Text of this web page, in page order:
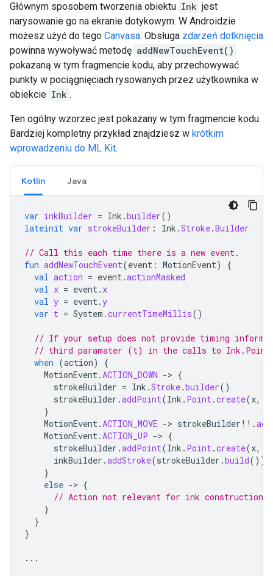
Głównym sposobem tworzenia obiektu Ink jest
narysowanie go na ekranie dotykowym. W Androidzie
możesz użyć do tego Canvasa. Obsługa zdarzeń dotknięcia
powinna wywoływać metodę addNewTouchEvent()
pokazaną w tym fragmencie kodu, aby przechowywać
punkty w pociągnięciach rysowanych przez użytkownika w
obiekcie Ink .
Ten ogólny wzorzec jest pokazany w tym fragmencie kodu.
Bardziej kompletny przykład znajdziesz w krótkim
wprowadzeniu do ML Kit.
Kotlin Java
var inkBuilder = Ink .builder()
lateinit var strokeBuilder : Ink .Stroke.Builder
// Call this each time there is a new event.
fun addNewTouchEvent(event : MotionEvent)
{
val action = event.actionMasked
val x = event. x
val y = event.y
var t = System .currentTimeMillis()
// If your setup does not provide timing
// third paramater (t) in the calls to
when (action)
{
MotionEvent.ACTION_DOWN -> {
strokeBuilder = Ink .Stroke.builder()
strokeBuilder .addPoint(Ink . Point.create(x,
}
MotionEvent.ACTION_MOVE -> strokeBuilder !! .
MotionEvent.ACTION_UP -> {
strokeBuilder .addPoint(Ink . Point.create(x,
inkBuilder .addStroke(strokeBuilder .build())
}
else -> {
// Action not relevant for ink construction
}
}
}
...